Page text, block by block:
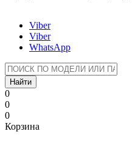
Viber
Viber
WhatsApp
Найти
0
0
0
Корзина